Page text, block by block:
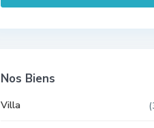
Nos Biens
Villa